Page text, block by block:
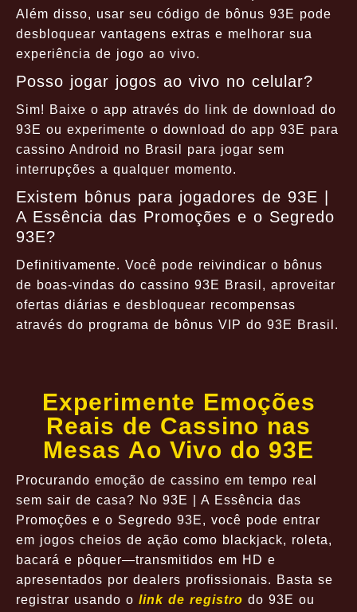
Além disso, usar seu código de bônus 93E pode
desbloquear vantagens extras e melhorar sua
experiência de jogo ao vivo.
Posso jogar jogos ao vivo no celular?
Sim! Baixe o app através do link de download do
93E ou experimente o download do app 93E para
cassino Android no Brasil para jogar sem
interrupções a qualquer momento.
Existem bônus para jogadores de 93E |
A Essência das Promoções e o Segredo
93E?
Definitivamente. Você pode reivindicar o bônus
de boas-vindas do cassino 93E Brasil, aproveitar
ofertas diárias e desbloquear recompensas
através do programa de bônus VIP do 93E Brasil.
Experimente Emoções
Reais de Cassino nas
Mesas Ao Vivo do 93E
Procurando emoção de cassino em tempo real
sem sair de casa? No 93E | A Essência das
Promoções e o Segredo 93E, você pode entrar
em jogos cheios de ação como blackjack, roleta,
bacará e pôquer—transmitidos em HD e
apresentados por dealers profissionais. Basta se
registrar usando o link de registro do 93E ou